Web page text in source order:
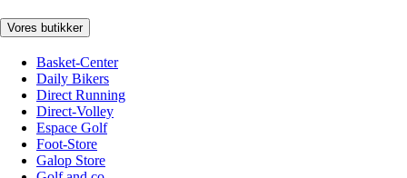
Vores butikker
Basket-Center
Daily Bikers
Direct Running
Direct-Volley
Espace Golf
Foot-Store
Galop Store